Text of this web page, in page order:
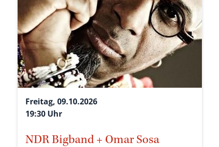
Freitag, 09.10.2026
19:30 Uhr
NDR Bigband + Omar Sosa